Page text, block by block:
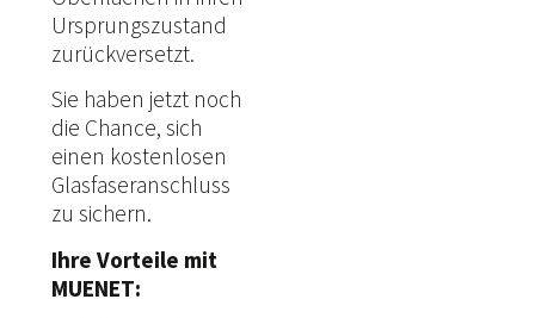
Ursprungszustand
zurückversetzt.
Sie haben jetzt noch
die Chance, sich
einen kostenlosen
Glasfaseranschluss
zu sichern.
Ihre Vorteile mit
MUENET: